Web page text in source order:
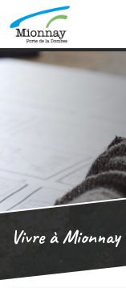
Vivre à Mionnay